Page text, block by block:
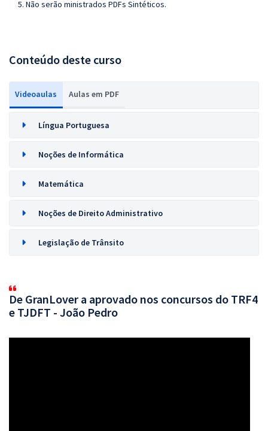
5. Não serão ministrados PDFs Sintéticos.
Conteúdo deste curso
Videoaulas Aulas em PDF
Língua Portuguesa
Noções de Informática
Matemática
Noções de Direito Administrativo
Legislação de Trânsito
De GranLover a aprovado nos concursos do TRF4
e TJDFT - João Pedro